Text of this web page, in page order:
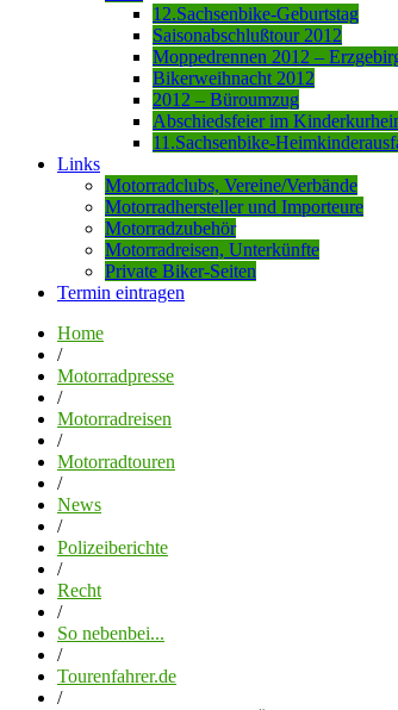
12.Sachsenbike-Geburtstag
Saisonabschlußtour 2012
Moppedrennen 2012 –
Bikerweihnacht 2012
2012 – Büroumzug
Abschiedsfeier im
11.Sachsenbike-
Links
Motorradclubs, Vereine/Verbände
Motorradhersteller und Importeure
Motorradzubehör
Motorradreisen, Unterkünfte
Private Biker-Seiten
Termin eintragen
Home
/
Motorradpresse
/
Motorradreisen
/
Motorradtouren
/
News
/
Polizeiberichte
/
Recht
/
So nebenbei...
/
Tourenfahrer.de
/